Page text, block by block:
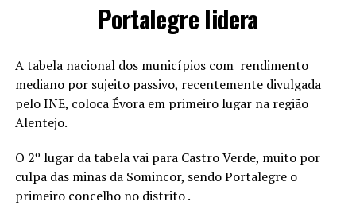
Portalegre lidera
A tabela nacional dos municípios com rendimento
mediano por sujeito passivo, recentemente divulgada
pelo INE, coloca Évora em primeiro lugar na região
Alentejo.
O 2º lugar da tabela vai para Castro Verde, muito por
culpa das minas da Somincor, sendo Portalegre o
primeiro concelho no distrito .